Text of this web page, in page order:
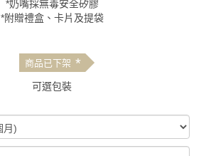
*奶嘴採無毒安全矽膠
*附贈禮盒、卡片及提袋
商品已下架 *
可選包裝